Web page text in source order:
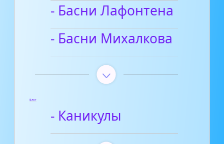
- Басни Лафонтена
- Басни Михалкова
Блог
- Каникулы